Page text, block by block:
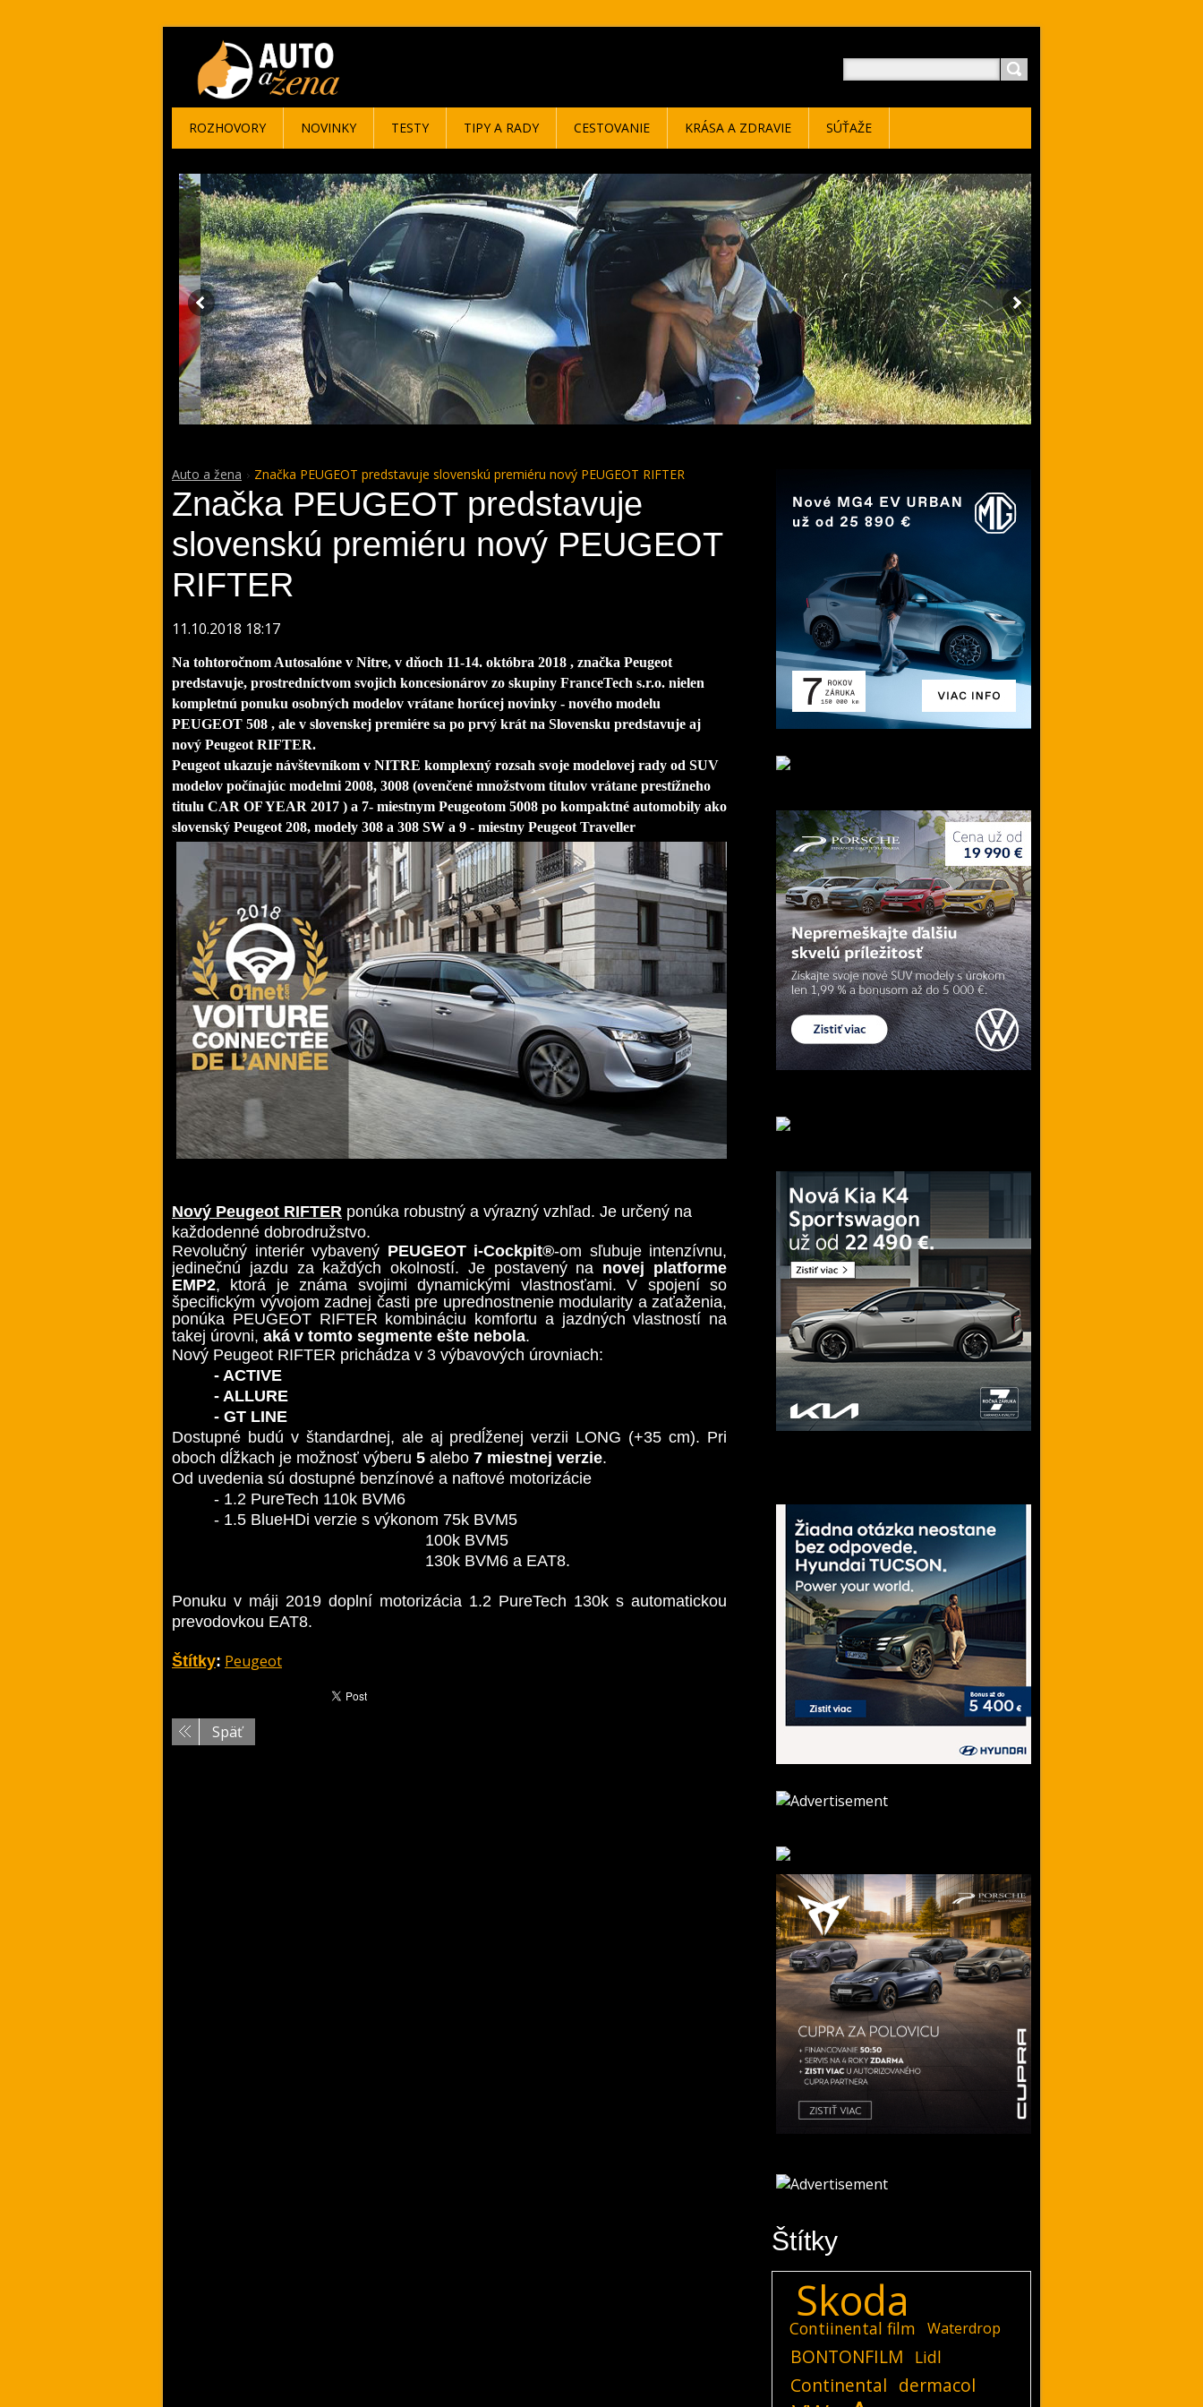
Auto a žena Značka PEUGEOT predstavuje slovenskú premiéru nový PEUGEOT RIFTER
Značka PEUGEOT predstavuje
slovenskú premiéru nový PEUGEOT
RIFTER
11.10.2018 18:17
Na tohtoročnom Autosalóne v Nitre, v dňoch 11-14. októbra 2018 , značka Peugeot
predstavuje, prostredníctvom svojich koncesionárov zo skupiny FranceTech s.r.o. nielen
kompletnú ponuku osobných modelov vrátane horúcej novinky - nového modelu
PEUGEOT 508 , ale v slovenskej premiére sa po prvý krát na Slovensku predstavuje aj
nový Peugeot RIFTER.
Peugeot ukazuje návštevníkom v NITRE komplexný rozsah svoje modelovej rady od SUV
modelov počínajúc modelmi 2008, 3008 (ovenčené množstvom titulov vrátane prestížneho
titulu CAR OF YEAR 2017 ) a 7- miestnym Peugeotom 5008 po kompaktné automobily ako
slovenský Peugeot 208, modely 308 a 308 SW a 9 - miestny Peugeot Traveller
Nový Peugeot RIFTER ponúka robustný a výrazný vzhľad. Je určený na
každodenné dobrodružstvo.
Revolučný interiér vybavený PEUGEOT i-Cockpit®-om sľubuje intenzívnu,
jedinečnú jazdu za každých okolností. Je postavený na novej platforme
EMP2, ktorá je známa svojimi dynamickými vlastnosťami. V spojení so
špecifickým vývojom zadnej časti pre uprednostnenie modularity a zaťaženia,
ponúka PEUGEOT RIFTER kombináciu komfortu a jazdných vlastností na
takej úrovni, aká v tomto segmente ešte nebola.
Nový Peugeot RIFTER prichádza v 3 výbavových úrovniach:
- ACTIVE
- ALLURE
- GT LINE
Dostupné budú v štandardnej, ale aj predĺženej verzii LONG (+35 cm). Pri
oboch dĺžkach je možnosť výberu 5 alebo 7 miestnej verzie.
Od uvedenia sú dostupné benzínové a naftové motorizácie
- 1.2 PureTech 110k BVM6
- 1.5 BlueHDi verzie s výkonom 75k BVM5
100k BVM5
130k BVM6 a EAT8.
Ponuku v máji 2019 doplní motorizácia 1.2 PureTech 130k s automatickou
prevodovkou EAT8.
Štítky: Peugeot
Späť
Štítky
Skoda
Contiinental film Waterdrop
BONTONFILM Lidl
Continental dermacol
ROZHOVORY NOVINKY TESTY TIPY A RADY CESTOVANIE KRÁSA A ZDRAVIE SÚŤAŽE